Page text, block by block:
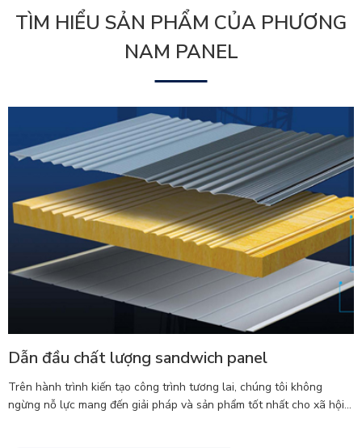
TÌM HIỂU SẢN PHẨM CỦA PHƯƠNG
NAM PANEL
Dẫn đầu chất lượng sandwich panel
Trên hành trình kiến tạo công trình tương lai, chúng tôi không
ngừng nỗ lực mang đến giải pháp và sản phẩm tốt nhất cho xã hội...